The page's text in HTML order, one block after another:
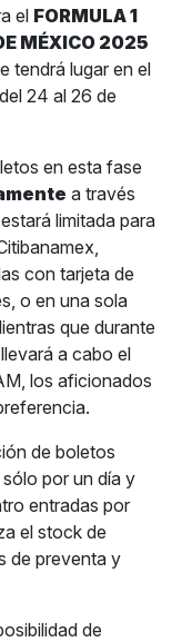
el FORMULA 1
MÉXICO 2025
tendrá lugar en el
24 al 26 de
en esta fase
a través
limitada para
con tarjeta de
o en una sola
que durante
a cabo el
los aficionados
de boletos
por un día y
entradas por
el stock de
de preventa y
de